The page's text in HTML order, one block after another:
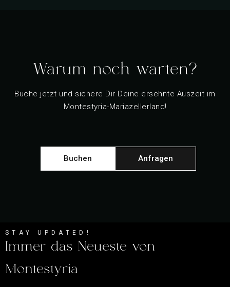
Warum noch warten?
Buche jetzt und sichere Dir Deine ersehnte Auszeit im
Montestyria-Mariazellerland!
Buchen Anfragen
STAY UPDATED!
Immer das Neueste von
Montestyria